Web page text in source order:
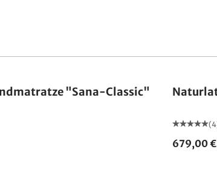
"Sana-Classic"
679,00 €